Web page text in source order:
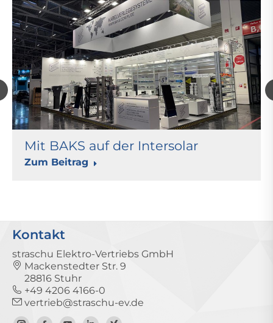
Mit BAKS auf der Intersolar
Zum Beitrag
Kontakt
straschu Elektro-Vertriebs GmbH
Mackenstedter Str. 9
28816 Stuhr
+49 4206 4166-0
vertrieb@straschu-ev.de